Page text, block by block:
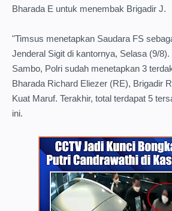
Bharada E untuk menembak Brigadir J.
"Timsus menetapkan Saudara FS
Jenderal Sigit di kantornya, Selasa (9/
Sambo, Polri sudah menetapkan 3
Bharada Richard Eliezer (RE), Brigadir
Kuat Maruf. Terakhir, total terdapat 5
ini.